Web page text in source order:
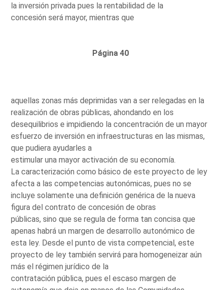
la inversión privada pues la rentabilidad de la
concesión será mayor, mientras que
Página 40
aquellas zonas más deprimidas van a ser relegadas en la
realización de obras públicas, ahondando en los
desequilibrios e impidiendo la concentración de un mayor
esfuerzo de inversión en infraestructuras en las mismas,
que pudiera ayudarles a
estimular una mayor activación de su economía.
La caracterización como básico de este proyecto de ley
afecta a las competencias autonómicas, pues no se
incluye solamente una definición genérica de la nueva
figura del contrato de concesión de obras
públicas, sino que se regula de forma tan concisa que
apenas habrá un margen de desarrollo autonómico de
esta ley. Desde el punto de vista competencial, este
proyecto de ley también servirá para homogeneizar aún
más el régimen jurídico de la
contratación pública, pues el escaso margen de